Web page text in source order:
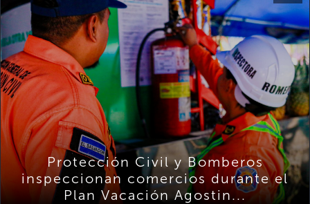
Protección Civil y Bomberos
inspeccionan comercios durante el
Plan Vacación Agostin...